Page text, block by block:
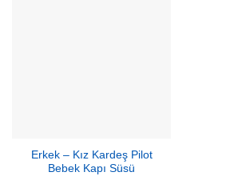
Erkek – Kız Kardeş Pilot
Bebek Kapı Süsü